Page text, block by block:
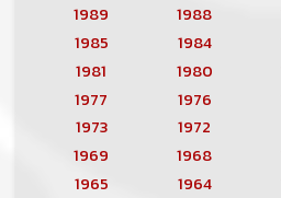
1989
1988
1985
1984
1981
1980
1977
1976
1973
1972
1969
1968
1965
1964